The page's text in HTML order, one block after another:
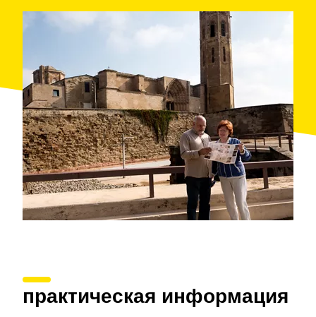
практическая информация